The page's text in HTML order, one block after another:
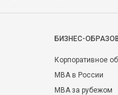
БИЗНЕС-
Корпоративное
MBA в России
MBA за рубежом